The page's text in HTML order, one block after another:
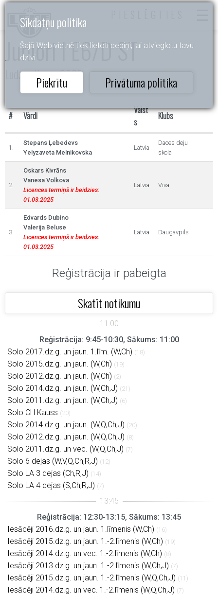
Sīkdatņu politika
Šajā Web vietnē tiek lietoti cepiņi, lai atvieglotu tavu
dzīvi.
Piekrītu Privātuma politika
Juniori I E6/D ST
Ludzas Kauss 2023
# Vārdi
Valst
s
Klubs
1.
Stepans Ļebedevs
Yelyzaveta Melnikovska
Latvia
Daces deju
skola
2.
Oskars Kivrāns
Vanesa Volkova
Licences termiņš ir beidzies:
01.03.2025
Latvia Viva
3.
Edvards Dubino
Valerija Beluse
Licences termiņš ir beidzies:
01.03.2025
Latvia Daugavpils
Reģistrācija ir pabeigta
Skatīt notikumu
Reģistrācija: 9:45-10:30, Sākums: 11:00
Solo 2017.dz.g. un jaun. 1.līm. (W,Ch) (18)
Solo 2015.dz.g. un jaun. (W,Ch) (19)
Solo 2012.dz.g. un jaun. (W,Ch) (2)
Solo 2014.dz.g. un jaun. (W,Ch,J) (21)
Solo 2011.dz.g. un jaun. (W,Ch,J) (6)
Solo CH Kauss (20)
Solo 2014.dz.g. un jaun. (W,Q,Ch,J) (20)
Solo 2012.dz.g. un jaun. (W,Q,Ch,J) (8)
Solo 2011.dz.g. un vec. (W,Q,Ch,J) (7)
Solo 6 dejas (W,V,Q,Ch,R,J) (12)
Solo LA 3 dejas (Ch,R,J) (14)
Solo LA 4 dejas (S,Ch,R,J) (7)
Reģistrācija: 12:30-13:15, Sākums: 13:45
Iesācēji 2016.dz.g. un jaun. 1.līmenis (W,Ch) (16)
Iesācēji 2015.dz.g. un jaun. 1.-2.līmenis (W,Ch) (19)
Iesācēji 2014.dz.g. un vec. 1.-2.līmenis (W,Ch) (8)
Iesācēji 2013.dz.g. un jaun. 1.-2.līmenis (W,Ch,J) (7)
Iesācēji 2015.dz.g. un jaun. 1.-2.līmenis (W,Q,Ch,J) (11)
Iesācēji 2014.dz.g. un vec. 1.-2.līmenis (W,Q,Ch,J) (7)